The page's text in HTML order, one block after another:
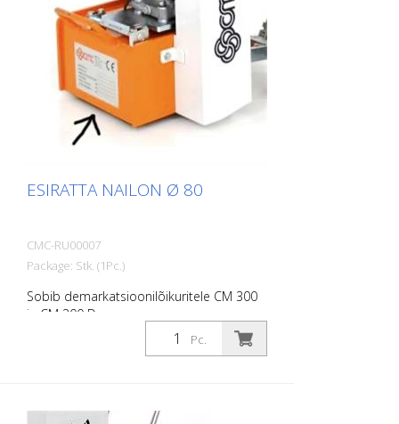
ESIRATTA NAILON Ø 80
CMC-RU00007
Package: Stk. (1Pc.)
Sobib demarkatsioonilõikuritele CM 300
ja CM 300 D.
Pc.